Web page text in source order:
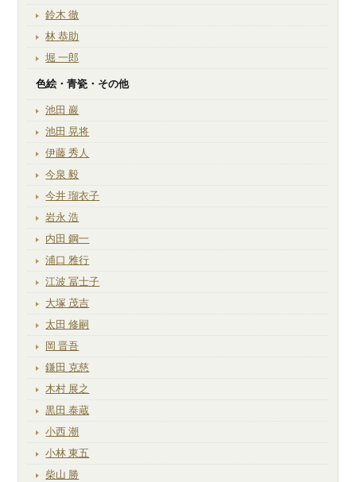
鈴木 徹
林 恭助
堀 一郎
色絵・青瓷・その他
池田 巖
池田 晃将
伊藤 秀人
今泉 毅
今井 瑠衣子
岩永 浩
内田 鋼一
浦口 雅行
江波 冨士子
大塚 茂吉
太田 修嗣
岡 晋吾
鎌田 克慈
木村 展之
黒田 泰蔵
小西 潮
小林 東五
柴山 勝